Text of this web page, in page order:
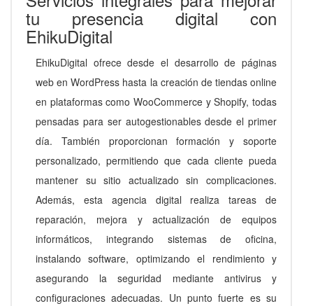
tu presencia digital con
EhikuDigital
EhikuDigital ofrece desde el desarrollo de páginas
web en WordPress hasta la creación de tiendas online
en plataformas como WooCommerce y Shopify, todas
pensadas para ser autogestionables desde el primer
día. También proporcionan formación y soporte
personalizado, permitiendo que cada cliente pueda
mantener su sitio actualizado sin complicaciones.
Además, esta agencia digital realiza tareas de
reparación, mejora y actualización de equipos
informáticos, integrando sistemas de oficina,
instalando software, optimizando el rendimiento y
asegurando la seguridad mediante antivirus y
configuraciones adecuadas. Un punto fuerte es su